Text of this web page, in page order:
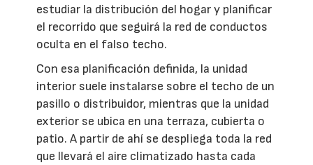
estudiar la distribución del hogar y planificar
el recorrido que seguirá la red de conductos
oculta en el falso techo.
Con esa planificación definida, la unidad
interior suele instalarse sobre el techo de un
pasillo o distribuidor, mientras que la unidad
exterior se ubica en una terraza, cubierta o
patio. A partir de ahí se despliega toda la red
que llevará el aire climatizado hasta cada